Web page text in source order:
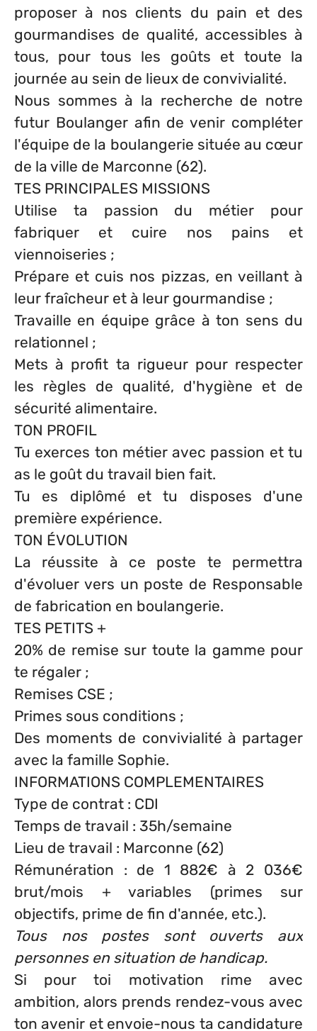
proposer à nos clients du pain et des
gourmandises de qualité, accessibles à
tous, pour tous les goûts et toute la
journée au sein de lieux de convivialité.
Nous sommes à la recherche de notre
futur Boulanger afin de venir compléter
l'équipe de la boulangerie située au cœur
de la ville de Marconne (62).
TES PRINCIPALES MISSIONS
Utilise ta passion du métier pour
fabriquer et cuire nos pains et
viennoiseries ;
Prépare et cuis nos pizzas, en veillant à
leur fraîcheur et à leur gourmandise ;
Travaille en équipe grâce à ton sens du
relationnel ;
Mets à profit ta rigueur pour respecter
les règles de qualité, d'hygiène et de
sécurité alimentaire.
TON PROFIL
Tu exerces ton métier avec passion et tu
as le goût du travail bien fait.
Tu es diplômé et tu disposes d'une
première expérience.
TON ÉVOLUTION
La réussite à ce poste te permettra
d'évoluer vers un poste de Responsable
de fabrication en boulangerie.
TES PETITS +
20% de remise sur toute la gamme pour
te régaler ;
Remises CSE ;
Primes sous conditions ;
Des moments de convivialité à partager
avec la famille Sophie.
INFORMATIONS COMPLEMENTAIRES
Type de contrat : CDI
Temps de travail : 35h/semaine
Lieu de travail : Marconne (62)
Rémunération : de 1 882€ à 2 036€
brut/mois + variables (primes sur
objectifs, prime de fin d'année, etc.).
Tous nos postes sont ouverts aux
personnes en situation de handicap.
Si pour toi motivation rime avec
ambition, alors prends rendez-vous avec
ton avenir et envoie-nous ta candidature